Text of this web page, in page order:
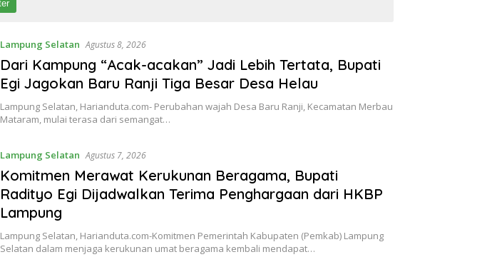
Lampung Selatan Agustus 8, 2026
Dari Kampung “Acak-acakan” Jadi Lebih Tertata, Bupati
Egi Jagokan Baru Ranji Tiga Besar Desa Helau
Lampung Selatan, Harianduta.com- Perubahan wajah Desa Baru Ranji, Kecamatan Merbau
Mataram, mulai terasa dari semangat…
Lampung Selatan Agustus 7, 2026
Komitmen Merawat Kerukunan Beragama, Bupati
Radityo Egi Dijadwalkan Terima Penghargaan dari HKBP
Lampung
Lampung Selatan, Harianduta.com-Komitmen Pemerintah Kabupaten (Pemkab) Lampung
Selatan dalam menjaga kerukunan umat beragama kembali mendapat…